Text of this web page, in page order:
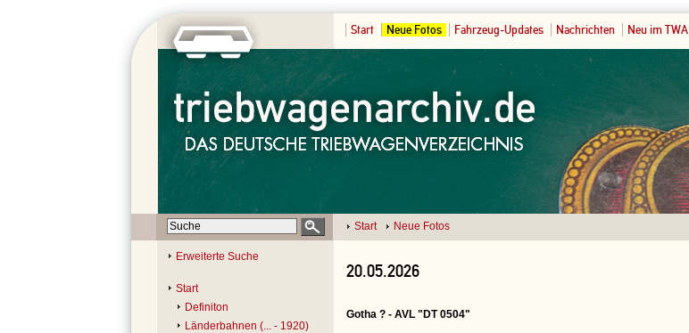
Start Neue Fotos Fahrzeug-Updates Nachrichten Neu im TWA
Start Neue Fotos
Erweiterte Suche
Start
Definiton
Länderbahnen (... - 1920)
20.05.2026
Gotha ? - AVL "DT 0504"